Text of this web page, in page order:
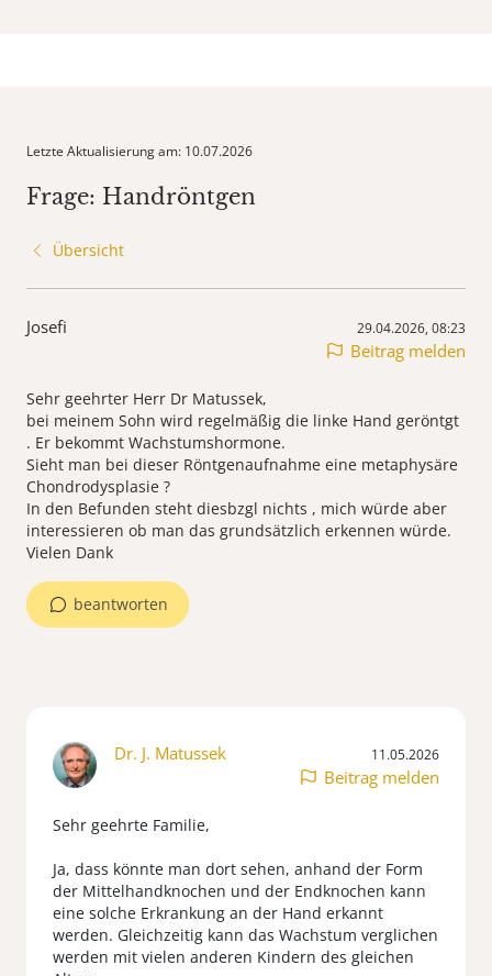
Letzte Aktualisierung am: 10.07.2026
Frage: Handröntgen
Übersicht
Josefi 29.04.2026, 08:23
Beitrag melden
Sehr geehrter Herr Dr Matussek,
bei meinem Sohn wird regelmäßig die linke Hand geröntgt
. Er bekommt Wachstumshormone.
Sieht man bei dieser Röntgenaufnahme eine metaphysäre
Chondrodysplasie ?
In den Befunden steht diesbzgl nichts , mich würde aber
interessieren ob man das grundsätzlich erkennen würde.
Vielen Dank
beantworten
Dr. J. Matussek 11.05.2026
Beitrag melden
Sehr geehrte Familie,
Ja, dass könnte man dort sehen, anhand der Form
der Mittelhandknochen und der Endknochen kann
eine solche Erkrankung an der Hand erkannt
werden. Gleichzeitig kann das Wachstum verglichen
werden mit vielen anderen Kindern des gleichen